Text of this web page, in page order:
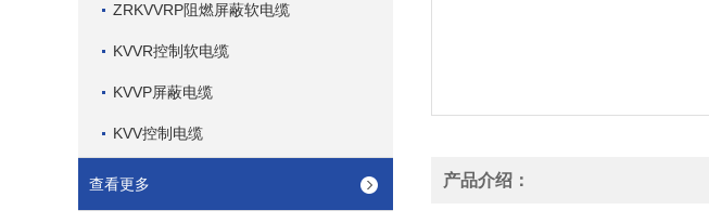
ZRKVVRP阻燃屏蔽软电缆
KVVR控制软电缆
KVVP屏蔽电缆
KVV控制电缆
查看更多 产品介绍：